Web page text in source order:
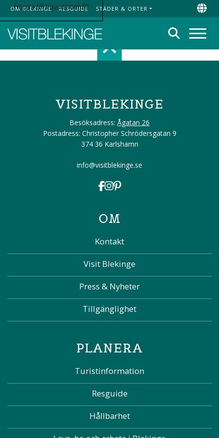
Hoppa till huvudinnehåll
Top Menu
OM BLEKINGE RESGUIDE STÄDER & ORTER
Sök
Scroll top of
VISITBLEKINGE
Besöksadress: Ågatan 26
Postadress: Christopher Schrödersgatan 9
374 36 Karlshamn
info@visitblekinge.se
OM
Kontakt
Visit Blekinge
Press & Nyheter
Tillgänglighet
PLANERA
Turistinformation
Resguide
Hållbarhet